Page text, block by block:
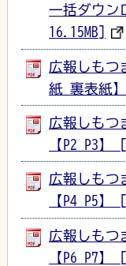
一括ダウン
16.15MB]
広報しもつ
紙_裏表紙
広報しもつ
【P2_P3】
広報しもつ
【P4_P5】
広報しもつ
【P6_P7】